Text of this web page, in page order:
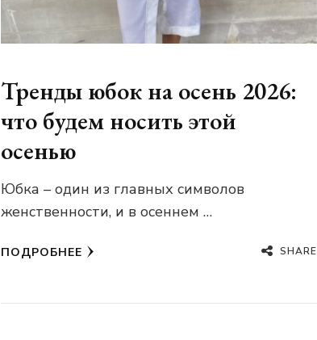
Тренды юбок на осень 2026:
что будем носить этой
осенью
Юбка – один из главных символов
женственности, и в осеннем …
ПОДРОБНЕЕ SHARE